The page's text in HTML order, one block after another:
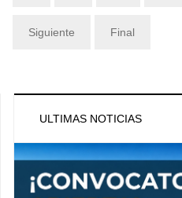
Siguiente Final
ULTIMAS NOTICIAS